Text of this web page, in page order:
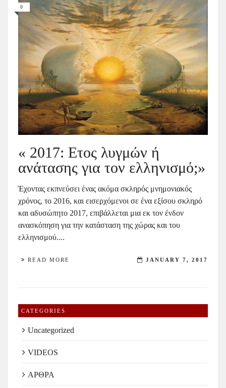
0
« 2017: Ετος λυγμών ή
ανάτασης για τον ελληνισμό;»
Έχοντας εκπνεύσει ένας ακόμα σκληρός μνημονιακός
χρόνος, το 2016, και εισερχόμενοι σε ένα εξίσου σκληρό
και αδυσώπητο 2017, επιβάλλεται μια εκ τον ένδον
ανασκόπηση για την κατάσταση της χώρας και του
ελληνισμού....
READ MORE JANUARY 7, 2017
CATEGORIES
Uncategorized
VIDEOS
ΑΡΘΡΑ